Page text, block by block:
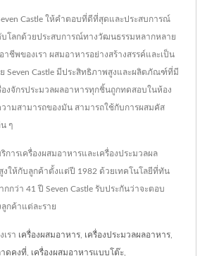
Castle ให้คำตอบที่ดีที่สุดและประสบการณ์
บโลกด้วยประสบการณ์ทางวัฒนธรรมหลากหลาย
ชีพของเรา ผสมอาหารอย่างสร้างสรรค์และเป็น
Seven Castle มีประสิทธิภาพสูงและผลิตภัณฑ์ที่มี
องจักรประมวลผลอาหารทุกชิ้นถูกทดสอบในห้อง
ามสามารถของมัน สามารถใช้กับการผสมคัส
ๆ
การเครื่องผสมอาหารและเครื่องประมวลผล
งให้กับลูกค้าตั้งแต่ปี 1982 ด้วยเทคโนโลยีที่ทัน
กว่า 41 ปี Seven Castle รับประกันว่าจะตอบ
กค้าแต่ละราย
รา เครื่องผสมอาหาร, เครื่องประมวลผลอาหาร,
ดคงที่, เครื่องผสมอาหารแบบโต๊ะ,